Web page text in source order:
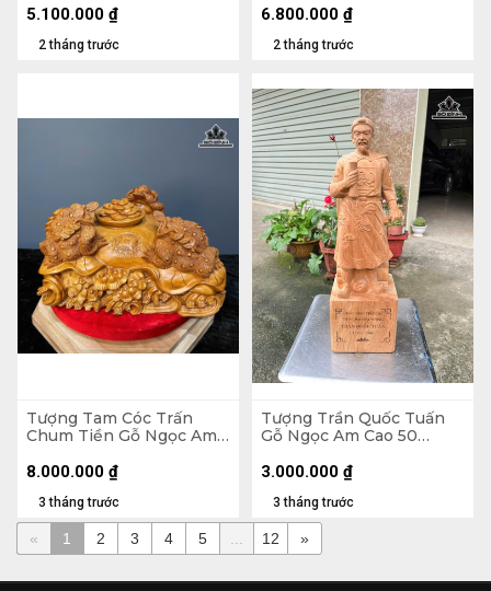
2 tháng trước
5.100.000 ₫
2 tháng trước
6.800.000 ₫
Tượng Tam Cóc Trấn
Chum Tiền Gỗ Ngọc Am
(cm)
3 tháng trước
8.000.000 ₫
Tượng Trần Quốc Tuấn
Gỗ Ngọc Am Cao 50
3 tháng trước
3.000.000 ₫
« 1 2 3 4 5 12 »